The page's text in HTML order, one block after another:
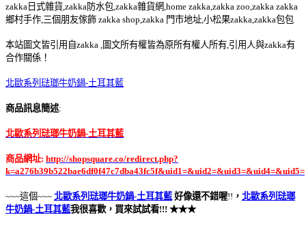
zakka日式雜貨,zakka防水包,zakka雜貨網,home zakka,zakka zoo,zakka zakka
鄉村手作,三個朋友傢飾 zakka shop,zakka 門市地址,小松果zakka,zakka包包
本站圖文皆引用自zakka ,圖文所有權皆為原所有權人所有,引用人與zakka有
合作關係！
北歐系列琺瑯牛奶鍋-土耳其藍
商品訊息簡述:
北歐系列琺瑯牛奶鍋-土耳其藍
商品網址: http://shopsquare.co/redirect.php?
k=a276b39b522bae6df0f47c7dba43fc5f&uid1=&uid2=&uid3=&uid4=&uid5=
~~~這個~~~ 北歐系列琺瑯牛奶鍋-土耳其藍 好像還不錯喔!! ， 北歐系列琺瑯
牛奶鍋-土耳其藍我很喜歡，買來試試看!!! ★★★